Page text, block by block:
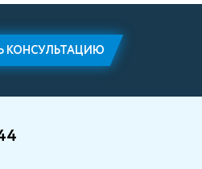
КОНСУЛЬТАЦИЮ